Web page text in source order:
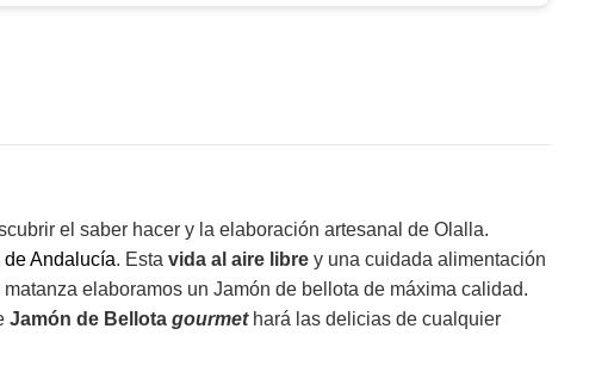
el saber hacer y la elaboración artesanal de Olalla.
Andalucía. Esta vida al aire libre y una cuidada alimentación
elaboramos un Jamón de bellota de máxima calidad.
Jamón de Bellota gourmet hará las delicias de cualquier